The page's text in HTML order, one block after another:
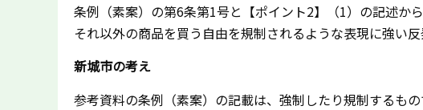
条例（素案）の第6条第1号と【ポイント2】（1）の記述か
それ以外の商品を買う自由を規制されるような表現に強い反
新城市の考え
参考資料の条例（素案）の記載は、強制したり規制するも